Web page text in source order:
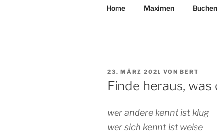
Home Maximen
VERÖFFENTLICHT
AM
23. MÄRZ 2021 VON BERT
Finde heraus,
wer andere kennt ist klug
wer sich kennt ist weise